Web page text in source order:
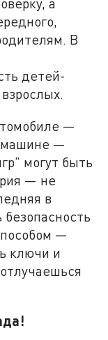
В
детей-
—
машине —
могут быть
— не
в
—
ключи и